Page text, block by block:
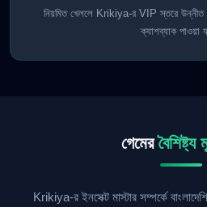
নিয়মিত খেললে Krikiya-র VIP স্তরে
ক্যাশব্যাক পাওয়া
গেমেরবৈশিষ্ট্য
Krikiya-র ইনসেক্ট মাস্টার সম্পর্কে